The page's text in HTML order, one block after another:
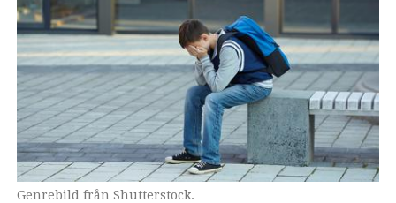
Genrebild från Shutterstock.